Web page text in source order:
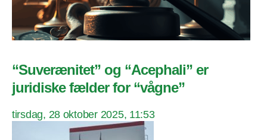
“Suverænitet” og “Acephali” er
juridiske fælder for “vågne”
tirsdag, 28 oktober 2025, 11:53